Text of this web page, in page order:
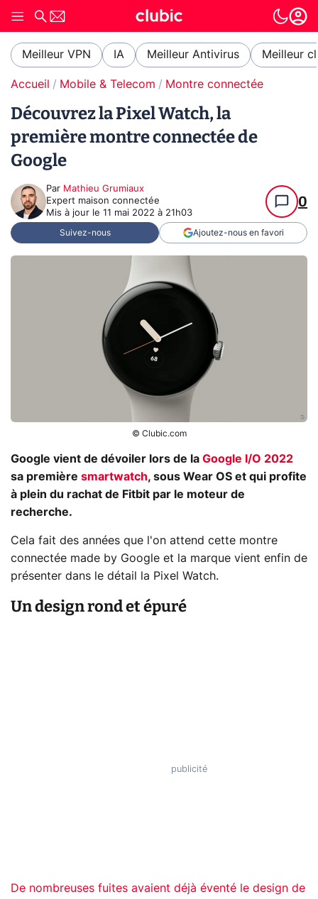
Meilleur VPN IA Meilleur Antivirus Meilleur
Accueil Mobile & Telecom Montre connectée
Découvrez la Pixel Watch, la
première montre connectée de
Google
Par Mathieu Grumiaux
Expert maison connectée
Mis à jour le 11 mai 2022 à 21h03
0
Suivez-nous Ajoutez-nous en favori
© Clubic.com
Google vient de dévoiler lors de la Google I/O 2022
sa première smartwatch, sous Wear OS et qui profite
à plein du rachat de Fitbit par le moteur de
recherche.
Cela fait des années que l'on attend cette montre
connectée made by Google et la marque vient enfin de
présenter dans le détail la Pixel Watch.
Un design rond et épuré
De nombreuses fuites avaient déjà éventé le design de